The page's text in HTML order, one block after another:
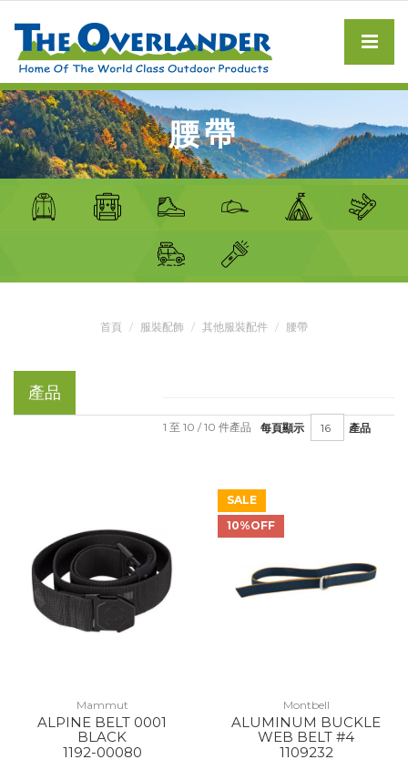
腰帶
首頁 服裝配飾 其他服裝配件 腰帶
產品
每頁顯示 產品
1 至 10 / 10 件產品
Mammut
ALPINE BELT 0001
BLACK
1192-00080
SALE
10%OFF
Montbell
ALUMINUM BUCKLE
WEB BELT #4
1109232